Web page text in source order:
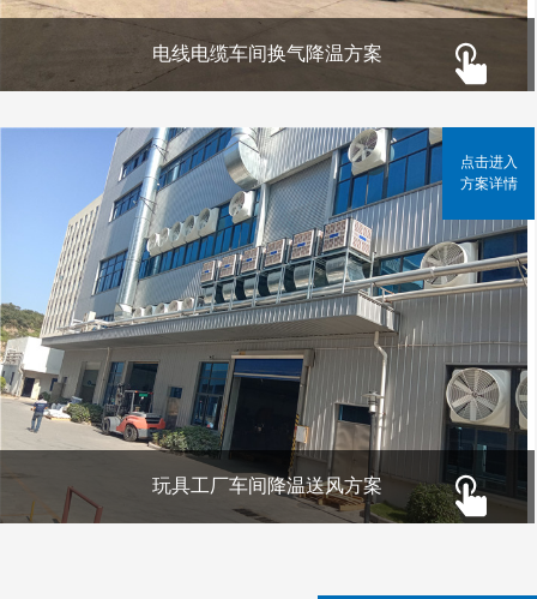
电线电缆车间换气降温方案
玩具工厂车间降温送风方案
点击进入
方案详情